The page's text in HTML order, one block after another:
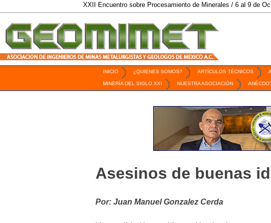
XXII Encuentro sobre Procesamiento de Minerales / 6 al 9 de Octubre
INICIO ¿QUIENES SOMOS? ARTÍCULOS TÉCNICOS
MINERÍA DEL SIGLO XXI NUESTRA ASOCIACIÓN
Asesinos de buenas
Por: Juan Manuel Gonzalez Cerda